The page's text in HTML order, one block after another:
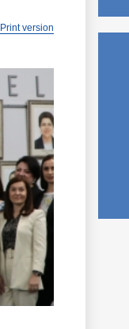
Print version